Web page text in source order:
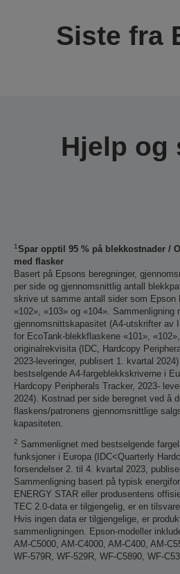
Siste fra
Hjelp og
1Spar opptil 95 % på blekkostnader /
med flasker
Basert på Epsons beregninger,
per side og gjennomsnittlig antall
skrive ut samme antall sider som Epson
«102», «103» og «104». Sammenligning
gjennomsnittskapasitet (A4-utskrifter av
for EcoTank-blekkflaskene «101»,
originalrekvisita (IDC, Hardcopy
2023-leveringer, publisert 1. kvartal
bestselgende A4-fargeblekkskriverne i
Hardcopy Peripherals Tracker, 2023-
2024). Kostnad per side beregnet ved å
flaskens/patronens gjennomsnittlige
kapasiteten.
2 Sammenlignet med bestselgende
funksjoner i Europa (IDC<Quarterly
forsendelser 2. til 4. kvartal 2023,
Sammenligning basert på typisk
ENERGY STAR eller produsentens
TEC 2.0-data er tilgjengelig, er en
Hvis ingen data er tilgjengelige, er
sammenligningen. Epson-modeller
AM-C5000, AM-C4000, AM-C400, AM-
WF-579R, WF-529R, WF-C5890, WF-